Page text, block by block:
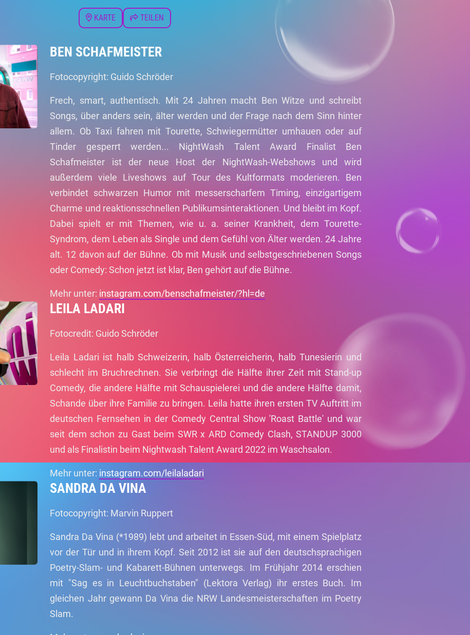
KARTE TEILEN
BEN SCHAFMEISTER
Fotocopyright: Guido Schröder
Frech, smart, authentisch. Mit 24 Jahren macht Ben Witze und schreibt
Songs, über anders sein, älter werden und der Frage nach dem Sinn hinter
allem. Ob Taxi fahren mit Tourette, Schwiegermütter umhauen oder auf
Tinder gesperrt werden... NightWash Talent Award Finalist Ben
Schafmeister ist der neue Host der NightWash-Webshows und wird
außerdem viele Liveshows auf Tour des Kultformats moderieren. Ben
verbindet schwarzen Humor mit messerscharfem Timing, einzigartigem
Charme und reaktionsschnellen Publikumsinteraktionen. Und bleibt im Kopf.
Dabei spielt er mit Themen, wie u. a. seiner Krankheit, dem Tourette-
Syndrom, dem Leben als Single und dem Gefühl von Älter werden. 24 Jahre
alt. 12 davon auf der Bühne. Ob mit Musik und selbstgeschriebenen Songs
oder Comedy: Schon jetzt ist klar, Ben gehört auf die Bühne.
Mehr unter: instagram.com/benschafmeister/?hl=de
LEILA LADARI
Fotocredit: Guido Schröder
Leila Ladari ist halb Schweizerin, halb Österreicherin, halb Tunesierin und
schlecht im Bruchrechnen. Sie verbringt die Hälfte ihrer Zeit mit Stand-up
Comedy, die andere Hälfte mit Schauspielerei und die andere Hälfte damit,
Schande über ihre Familie zu bringen. Leila hatte ihren ersten TV Auftritt im
deutschen Fernsehen in der Comedy Central Show 'Roast Battle' und war
seit dem schon zu Gast beim SWR x ARD Comedy Clash, STANDUP 3000
und als Finalistin beim Nightwash Talent Award 2022 im Waschsalon.
Mehr unter: instagram.com/leilaladari
SANDRA DA VINA
Fotocopyright: Marvin Ruppert
Sandra Da Vina (*1989) lebt und arbeitet in Essen-Süd, mit einem Spielplatz
vor der Tür und in ihrem Kopf. Seit 2012 ist sie auf den deutschsprachigen
Poetry-Slam- und Kabarett-Bühnen unterwegs. Im Frühjahr 2014 erschien
mit "Sag es in Leuchtbuchstaben" (Lektora Verlag) ihr erstes Buch. Im
gleichen Jahr gewann Da Vina die NRW Landesmeisterschaften im Poetry
Slam.